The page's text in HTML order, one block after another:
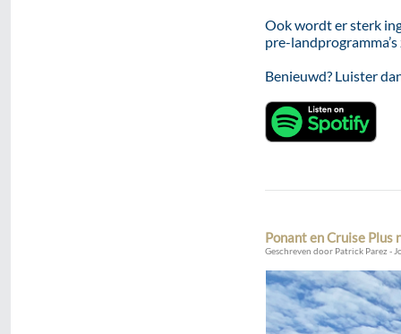
Ook wordt er sterk
pre-
Benieuwd? Luister
Ponant en Cruise Plus
Geschreven door Patrick Parez -